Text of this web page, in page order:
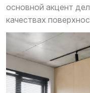
основной акцент
качествах